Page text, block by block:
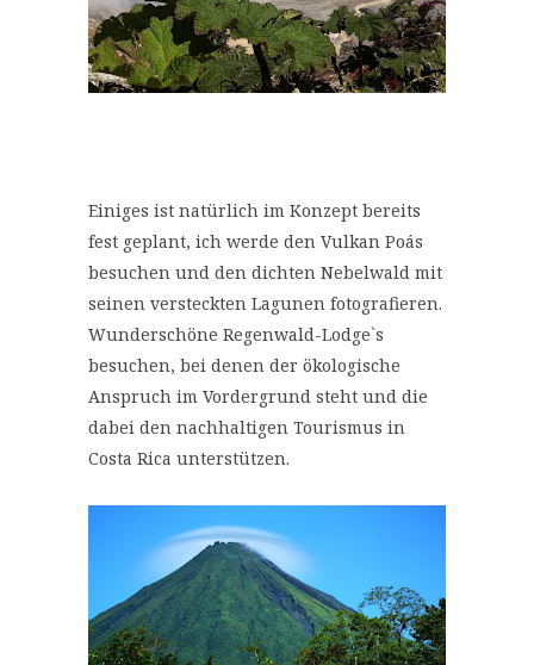
Einiges ist natürlich im Konzept bereits
fest geplant, ich werde den Vulkan Poás
besuchen und den dichten Nebelwald mit
seinen versteckten Lagunen fotografieren.
Wunderschöne Regenwald-Lodge`s
besuchen, bei denen der ökologische
Anspruch im Vordergrund steht und die
dabei den nachhaltigen Tourismus in
Costa Rica unterstützen.